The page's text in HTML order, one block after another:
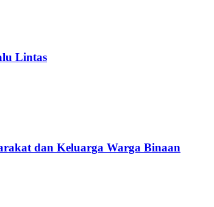
Lintas
dan Keluarga Warga Binaan